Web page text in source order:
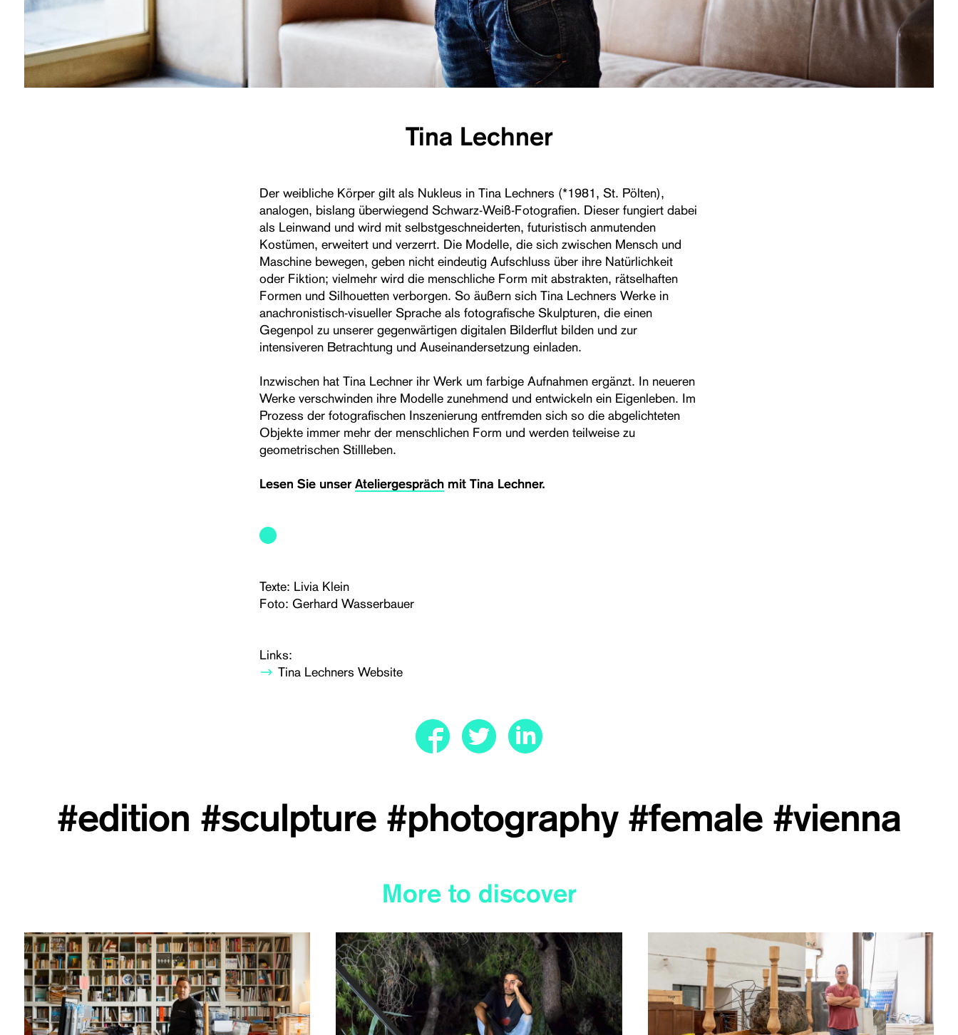
Tina Lechner
Der weibliche Körper gilt als Nukleus in Tina Lechners (*1981, St. Pölten),
analogen, bislang überwiegend Schwarz-Weiß-Fotografien. Dieser fungiert dabei
als Leinwand und wird mit selbstgeschneiderten, futuristisch anmutenden
Kostümen, erweitert und verzerrt. Die Modelle, die sich zwischen Mensch und
Maschine bewegen, geben nicht eindeutig Aufschluss über ihre Natürlichkeit
oder Fiktion; vielmehr wird die menschliche Form mit abstrakten, rätselhaften
Formen und Silhouetten verborgen. So äußern sich Tina Lechners Werke in
anachronistisch-visueller Sprache als fotografische Skulpturen, die einen
Gegenpol zu unserer gegenwärtigen digitalen Bilderflut bilden und zur
intensiveren Betrachtung und Auseinandersetzung einladen.
Inzwischen hat Tina Lechner ihr Werk um farbige Aufnahmen ergänzt. In neueren
Werke verschwinden ihre Modelle zunehmend und entwickeln ein Eigenleben. Im
Prozess der fotografischen Inszenierung entfremden sich so die abgelichteten
Objekte immer mehr der menschlichen Form und werden teilweise zu
geometrischen Stillleben.
Lesen Sie unser Ateliergespräch mit Tina Lechner.
Texte: Livia Klein
Foto: Gerhard Wasserbauer
Links:
Tina Lechners Website
#edition #sculpture #photography #female #vienna
More to discover